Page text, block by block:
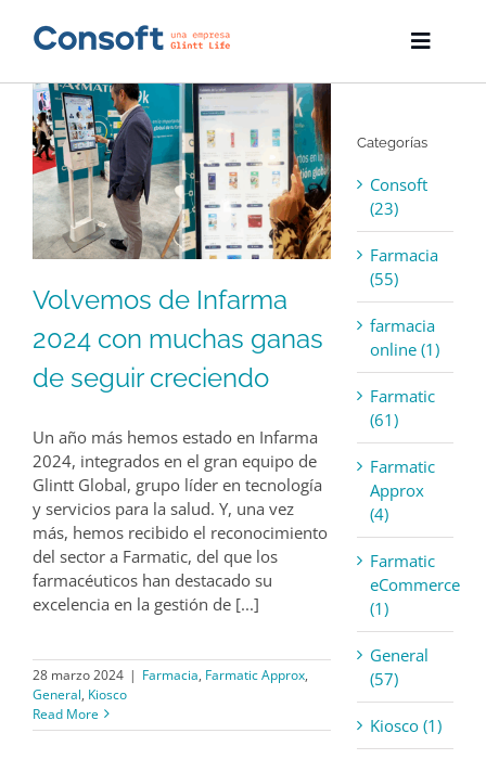
Toggle
Inicio
Farmatic
Descargas
Servicios
Blog
Empresa
Volvemos de Infarma
2024 con muchas ganas
de seguir creciendo
Un año más hemos estado en Infarma
2024, integrados en el gran equipo de
Glintt Global, grupo líder en tecnología
y servicios para la salud. Y, una vez
más, hemos recibido el reconocimiento
del sector a Farmatic, del que los
farmacéuticos han destacado su
excelencia en la gestión de [...]
28 marzo 2024 | Farmacia, Farmatic Approx,
General, Kiosco
Read More
Categorías
Consoft
(23)
Farmacia
(55)
farmacia
online (1)
Farmatic
(61)
Farmatic
Approx
(4)
Farmatic
eCommerce
(1)
General
(57)
Kiosco (1)